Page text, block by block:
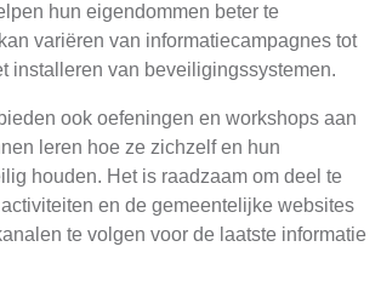
hun eigendommen beter te
variëren van informatiecampagnes tot
installeren van beveiligingssystemen.
ook oefeningen en workshops aan
leren hoe ze zichzelf en hun
houden. Het is raadzaam om deel te
en de gemeentelijke websites
te volgen voor de laatste informatie